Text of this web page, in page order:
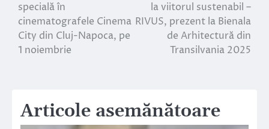
articole
specială în
cinematografele Cinema
City din Cluj-Napoca, pe
1 noiembrie
la viitorul sustenabil –
RIVUS, prezent la Bienala
de Arhitectură din
Transilvania 2025
Articole asemănătoare